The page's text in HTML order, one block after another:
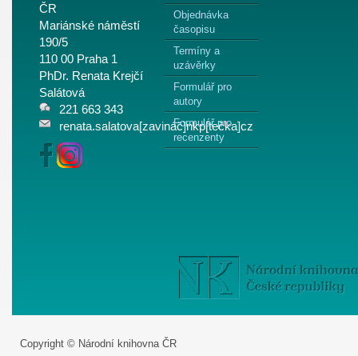
ČR
Mariánské náměstí
190/5
110 00 Praha 1
PhDr. Renata Krejčí
Salátová
221 663 343
renata.salatova[zavináč]nkp[tečka]cz
Objednávka
časopisu
Termíny a
uzávěrky
Formulář pro
autory
Formulář pro
recenzenty
Copyright © Národní knihovna ČR